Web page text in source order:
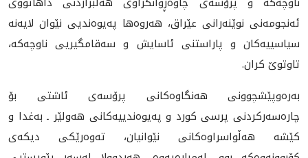
ئەنجومەنی نوێنەرانی عێراق، هەروەها پەیوەندیی نێوان لایەنە
سیاسییەکان و پاراستنی ئاسايش و سەقامگیریی ناوچەکە،
تاوتوێ کران.
بەرەوپێشچوونی هەنگاوەکانی پرۆسەی ئاشتی بۆ
چارەسەرکردنی پرسی کورد و پەیوەندییەکانی هەولێر ـ بەغدا و
کێشە هەڵواسراوەکانی نێوانیان، تەوەرێکی دیکەی